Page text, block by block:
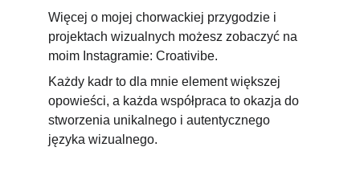
Więcej o mojej chorwackiej przygodzie i
projektach wizualnych możesz zobaczyć na
moim Instagramie: Croativibe.
Każdy kadr to dla mnie element większej
opowieści, a każda współpraca to okazja do
stworzenia unikalnego i autentycznego
języka wizualnego.